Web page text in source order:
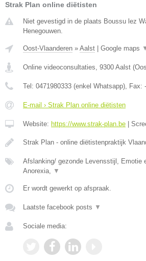
Strak Plan online diëtisten
Niet gevestigd in de plaats Boussu lez
Henegouwen.
Oost-Vlaanderen » Aalst Google maps
Online videoconsultaties, 9300 Aalst (
Tel: 0471980333 (enkel Whatsapp), Fax: -
E-mail › Strak Plan online diëtisten
Website: https://www.strak-plan.be
Strak Plan - online diëtistenpraktijk
Afslanking/ gezonde Levensstijl, Emotie
Anorexia, ▼
Er wordt gewerkt op afspraak.
Laatste facebook posts ▼
Sociale media: